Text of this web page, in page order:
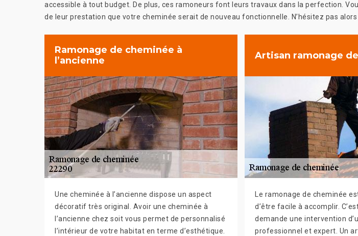
accessible à tout budget. De plus, ces ramoneurs font leurs travaux dans la perfection.
de leur prestation que votre cheminée serait de nouveau fonctionnelle. N’hésitez pas
Ramonage de cheminée à
l’ancienne
Une cheminée à l’ancienne dispose un aspect
décoratif très original. Avoir une cheminée à
l’ancienne chez soit vous permet de personnalisé
l’intérieur de votre habitat en terme d’esthétique.
Artisan ramonage
Le ramonage de cheminée
d’être facile à accomplir.
demande une intervention
professionnel et expert. Un